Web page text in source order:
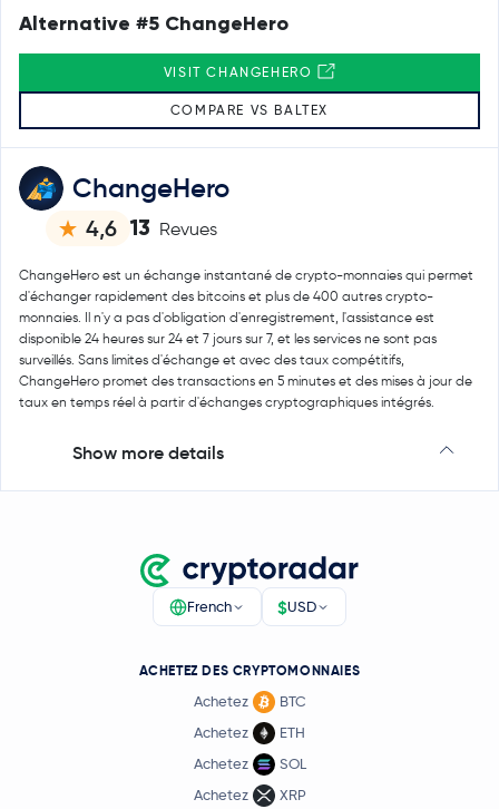
ChangeHero
4,6 13 Revues
ChangeHero est un échange instantané de crypto-monnaies qui permet
d'échanger rapidement des bitcoins et plus de 400 autres crypto-
monnaies. Il n'y a pas d'obligation d'enregistrement, l'assistance est
disponible 24 heures sur 24 et 7 jours sur 7, et les services ne sont pas
surveillés. Sans limites d'échange et avec des taux compétitifs,
ChangeHero promet des transactions en 5 minutes et des mises à jour de
taux en temps réel à partir d'échanges cryptographiques intégrés.
Show more details
Alternative #5 ChangeHero
VISIT CHANGEHERO
COMPARE VS BALTEX
French $USD
ACHETEZ DES CRYPTOMONNAIES
Achetez
BTC
Achetez
ETH
Achetez
SOL
Achetez
XRP